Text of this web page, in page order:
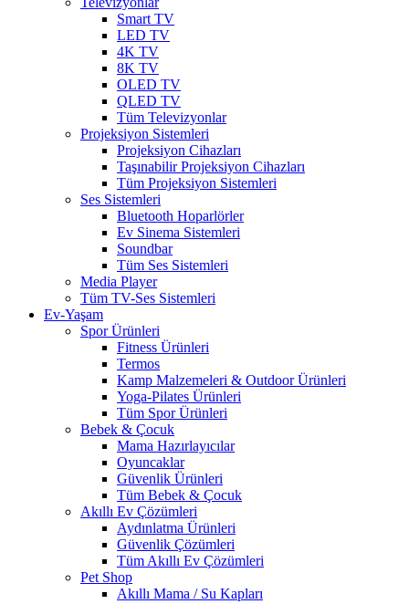
Smart TV
LED TV
4K TV
8K TV
OLED TV
QLED TV
Tüm Televizyonlar
Projeksiyon Sistemleri
Projeksiyon Cihazları
Taşınabilir Projeksiyon Cihazları
Tüm Projeksiyon Sistemleri
Ses Sistemleri
Bluetooth Hoparlörler
Ev Sinema Sistemleri
Soundbar
Tüm Ses Sistemleri
Media Player
Tüm TV-Ses Sistemleri
Ev-Yaşam
Spor Ürünleri
Fitness Ürünleri
Termos
Kamp Malzemeleri & Outdoor Ürünleri
Yoga-Pilates Ürünleri
Tüm Spor Ürünleri
Bebek & Çocuk
Mama Hazırlayıcılar
Oyuncaklar
Güvenlik Ürünleri
Tüm Bebek & Çocuk
Akıllı Ev Çözümleri
Aydınlatma Ürünleri
Güvenlik Çözümleri
Tüm Akıllı Ev Çözümleri
Pet Shop
Akıllı Mama / Su Kapları